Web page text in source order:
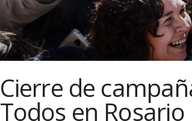
Cierre de
Todos en Rosario